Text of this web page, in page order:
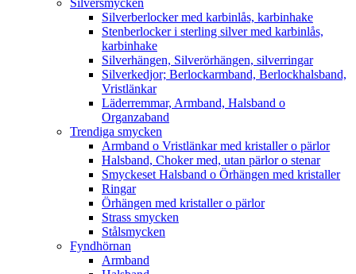
Silversmycken
Silverberlocker med karbinlås, karbinhake
Stenberlocker i sterling silver med karbinlås,
karbinhake
Silverhängen, Silverörhängen, silverringar
Silverkedjor; Berlockarmband, Berlockhalsband,
Vristlänkar
Läderremmar, Armband, Halsband o
Organzaband
Trendiga smycken
Armband o Vristlänkar med kristaller o pärlor
Halsband, Choker med, utan pärlor o stenar
Smyckeset Halsband o Örhängen med kristaller
Ringar
Örhängen med kristaller o pärlor
Strass smycken
Stålsmycken
Fyndhörnan
Armband